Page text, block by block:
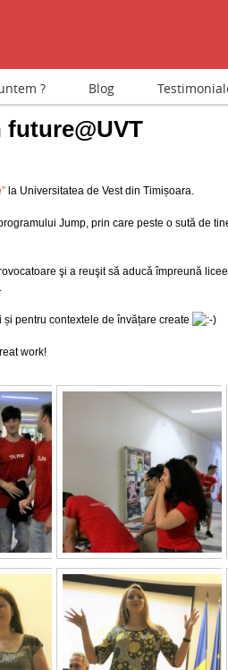
? Blog
la Universitatea de Vest din Timișoara.
Jump, prin care peste o sută de
şi a reuşit să aducă împreună
pentru contextele de învățare create
work!